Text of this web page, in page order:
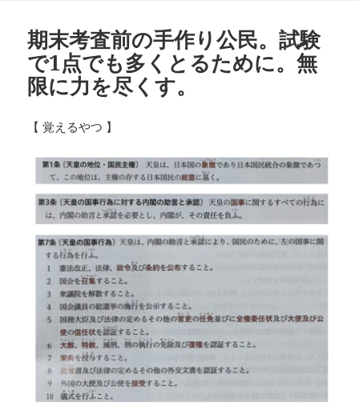
期末考査前の手作り公民。試験
で1点でも多くとるために。無
限に力を尽くす。
【 覚えるやつ 】